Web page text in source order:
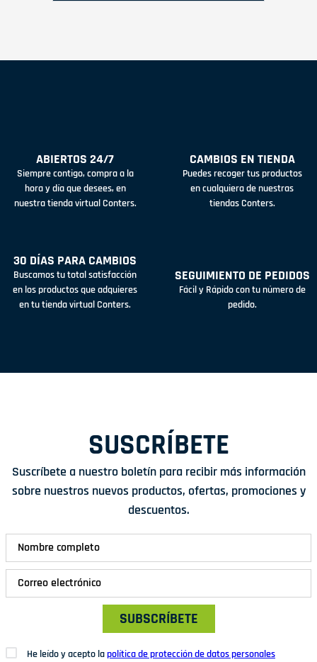
ABIERTOS 24/7
Siempre contigo, compra a la
hora y día que desees, en
nuestra tienda virtual Conters.
CAMBIOS EN TIENDA
Puedes recoger tus productos
en cualquiera de nuestras
tiendas Conters.
30 DÍAS PARA CAMBIOS
Buscamos tu total satisfacción
en los productos que adquieres
en tu tienda virtual Conters.
SEGUIMIENTO DE PEDIDOS
Fácil y Rápido con tu número de
pedido.
SUSCRÍBETE
Suscríbete a nuestro boletín para recibir más información
sobre nuestros nuevos productos, ofertas, promociones y
descuentos.
SUBSCRÍBETE
He leído y acepto lapolítica de protección de datos personales